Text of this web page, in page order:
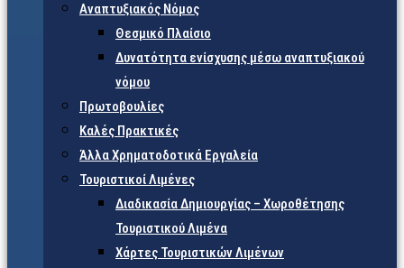
Αναπτυξιακός Νόμος
Θεσμικό Πλαίσιο
Δυνατότητα ενίσχυσης μέσω αναπτυξιακού
νόμου
Πρωτοβουλίες
Καλές Πρακτικές
Άλλα Χρηματοδοτικά Εργαλεία
Τουριστικοί Λιμένες
Διαδικασία Δημιουργίας – Χωροθέτησης
Τουριστικού Λιμένα
Χάρτες Τουριστικών Λιμένων